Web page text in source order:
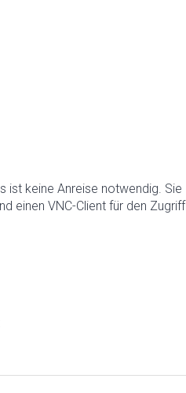
ist keine Anreise notwendig. Sie
einen VNC-Client für den Zugriff